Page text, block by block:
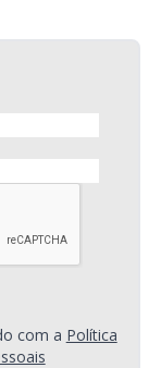
com a Política